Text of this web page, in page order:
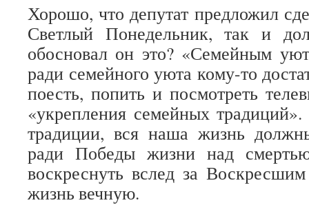
Хорошо, что депутат предложил
Светлый Понедельник, так и
обосновал он это? «Семейным
ради семейного уюта кому-то
поесть, попить и посмотреть
«укрепления семейных
традиции, вся наша жизнь
ради Победы жизни над
воскреснуть вслед за
жизнь вечную.